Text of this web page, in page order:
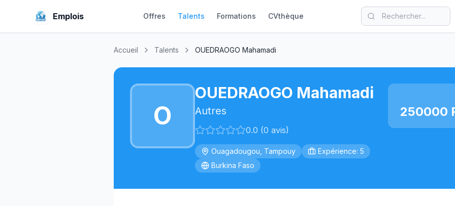
Emplois Offres Talents Formations CVthèque
Accueil Talents OUEDRAOGO Mahamadi
O
OUEDRAOGO Mahamadi
Autres
0.0 (0 avis)
Ouagadougou, Tampouy
Expérience: 5
Burkina Faso
250000